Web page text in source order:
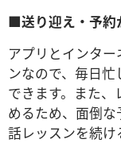
■送り迎え・予約
アプリとインタ
ンなので、毎日
できます。また
めるため、面倒
話レッスンを続け